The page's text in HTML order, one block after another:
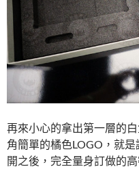
再來小心的拿出第一層的
角簡單的橘色LOGO，就
開之後，完全量身訂做的